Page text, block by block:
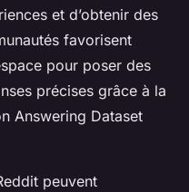
et d’obtenir des
favorisent
pour poser des
précises grâce à la
Answering Dataset
peuvent